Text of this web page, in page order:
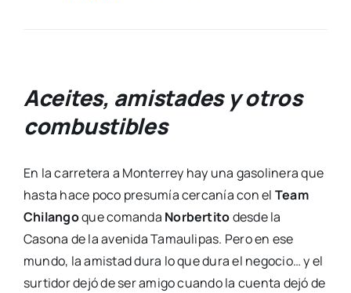
Aceites, amistades y otros
combustibles
En la carretera a Monterrey hay una gasolinera que
hasta hace poco presumía cercanía con el Team
Chilangoque comanda Norbertitodesde la
Casona de la avenida Tamaulipas. Pero en ese
mundo, la amistad dura lo que dura el negocio… y el
surtidor dejó de ser amigo cuando la cuenta dejó de